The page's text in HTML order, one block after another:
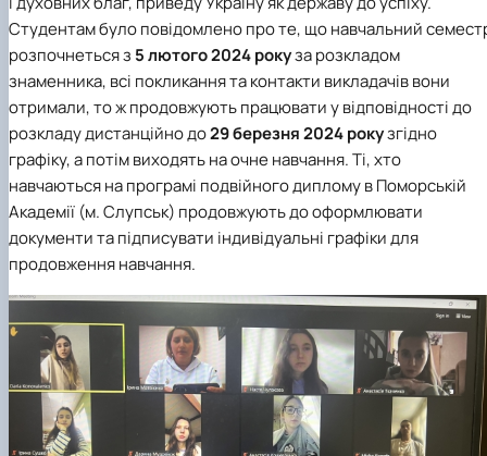
Студентам було повідомлено про те, що навчальний
розпочнеться з 5 лютого 2024 рокуза розкладом
знаменника, всі покликання та контакти викладачів вони
отримали, то ж продовжують працювати у відповідності до
розкладу дистанційно до29 березня 2024 рокузгідно
графіку, а потім виходять на очне навчання. Ті, хто
навчаються на програмі подвійного диплому в Поморській
Академії (м. Слупськ) продовжують до оформлювати
документи та підписувати індивідуальні графіки для
продовження навчання.